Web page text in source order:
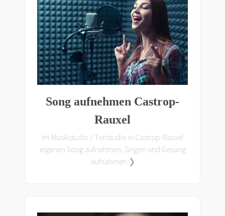
Song aufnehmen Castrop-
Rauxel
Im Musikstudio / Tonstudio in Castrop-Rauxel
eigenen Song aufnehmen. Singen und Gesang
aufnahmen ❯